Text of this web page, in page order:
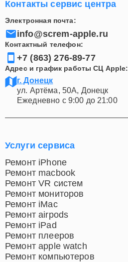
Контакты сервис центра
Электронная почта:
info@screm-apple.ru
Контактный телефон:
+7 (863) 276-89-77
Адрес и график работы СЦ Apple:
г. Донецк
ул. Артёма, 50А, Донецк
Ежедневно с 9:00 до 21:00
Услуги сервиса
Ремонт iPhone
Ремонт macbook
Ремонт VR систем
Ремонт мониторов
Ремонт iMac
Ремонт airpods
Ремонт iPad
Ремонт плееров
Ремонт apple watch
Ремонт компьютеров